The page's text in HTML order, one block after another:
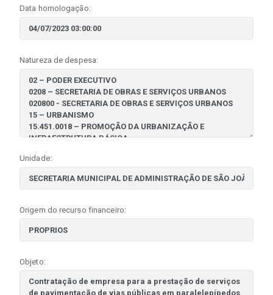
Data homologação:
Natureza de despesa:
Unidade:
Origem do recurso financeiro:
Objeto: